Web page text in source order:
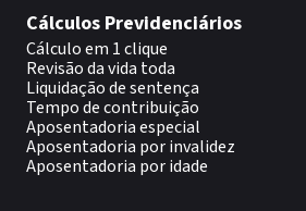
Cálculos Previdenciários
Cálculo em 1 clique
Revisão da vida toda
Liquidação de sentença
Tempo de contribuição
Aposentadoria especial
Aposentadoria por invalidez
Aposentadoria por idade